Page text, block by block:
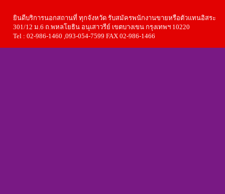
ยินดีบริการนอกสถานที่ ทุกจังหวัด รับสมัครพนักงานขายหรือตัวแทนอิสระ
301/12 ม.6 ถ.พหลโยธิน อนุเสาวรีย์ เขตบางเขน กรุงเทพฯ 10220
Tel : 02-986-1460 ,093-054-7599 FAX 02-986-1466